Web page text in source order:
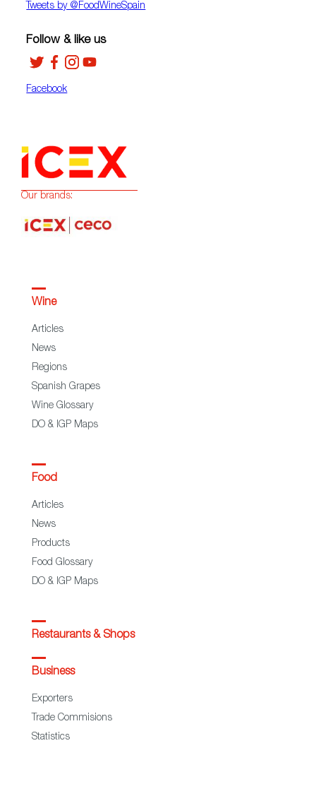
Tweets by ‎@FoodWineSpain
Facebook
Follow & like us
Our brands:
Wine
Articles
News
Regions
Spanish Grapes
Wine Glossary
DO & IGP Maps
Food
Articles
News
Products
Food Glossary
DO & IGP Maps
Restaurants & Shops
Business
Exporters
Trade Commisions
Statistics